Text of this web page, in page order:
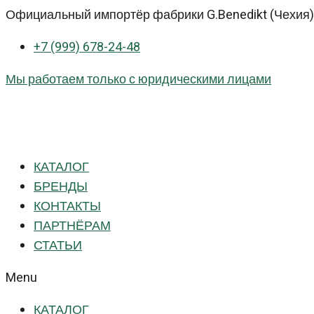
Перейти
контенту
Официальный импортёр фабрики G.Benedikt
+7 (999) 678-24-48
Мы работаем только с юридическими лицами
КАТАЛОГ
БРЕНДЫ
КОНТАКТЫ
ПАРТНЁРАМ
СТАТЬИ
Menu
КАТАЛОГ